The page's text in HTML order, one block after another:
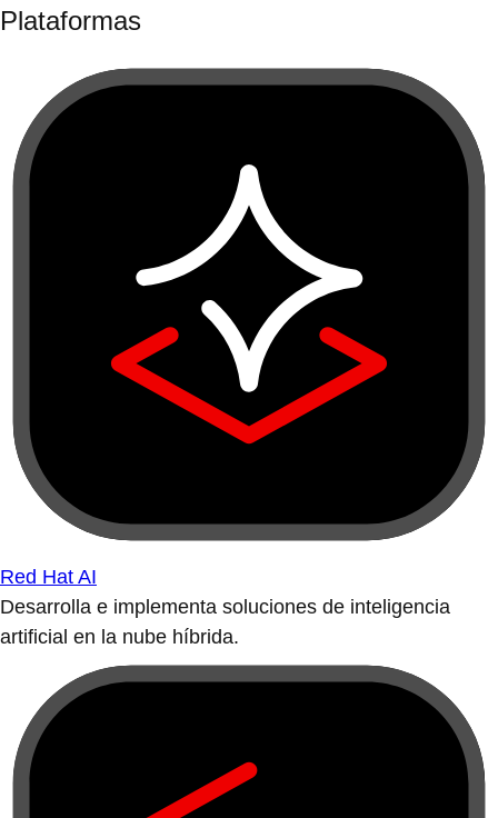
Plataformas
Red Hat AI
Desarrolla e implementa soluciones de inteligencia
artificial en la nube híbrida.